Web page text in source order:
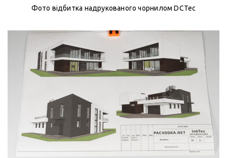
Фото відбитка надрукованого чорнилом DCTec